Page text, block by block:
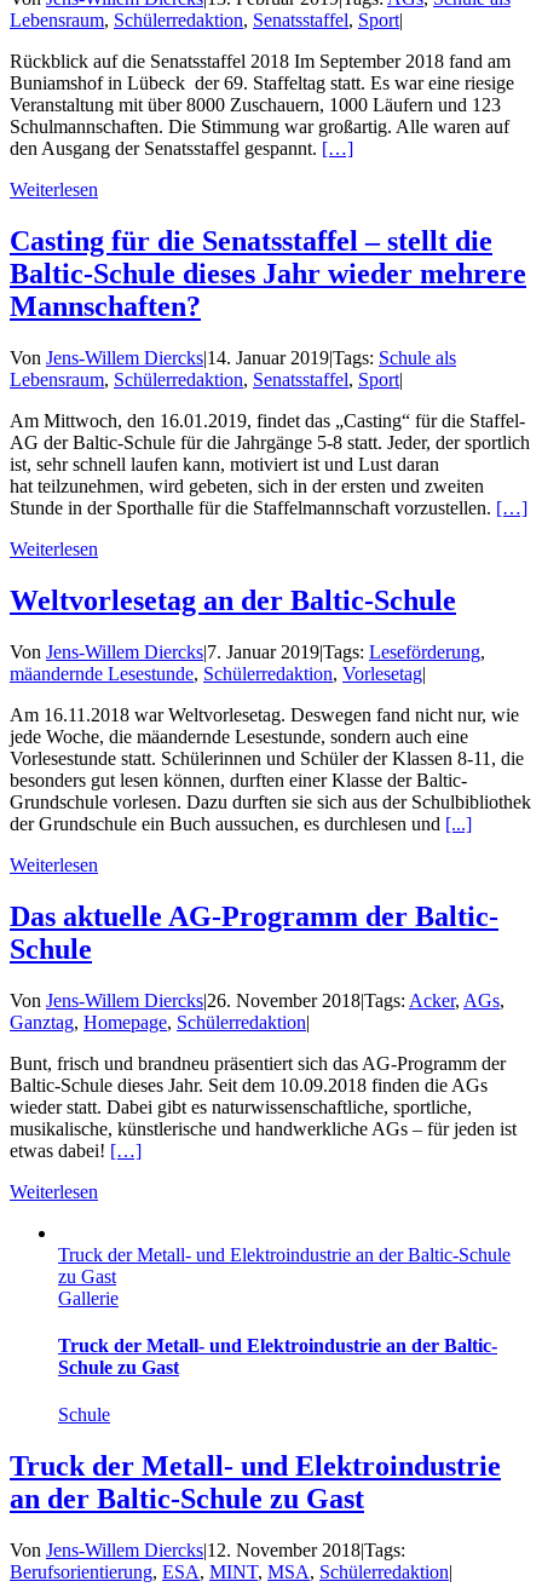
Lebensraum, Schülerredaktion, Senatsstaffel, Sport|
Rückblick auf die Senatsstaffel 2018 Im September 2018 fand am
Buniamshof in Lübeck der 69. Staffeltag statt. Es war eine riesige
Veranstaltung mit über 8000 Zuschauern, 1000 Läufern und 123
Schulmannschaften. Die Stimmung war großartig. Alle waren auf
den Ausgang der Senatsstaffel gespannt. […]
Weiterlesen
Casting für die Senatsstaffel – stellt die
Baltic-Schule dieses Jahr wieder mehrere
Mannschaften?
Von Jens-Willem Diercks|14. Januar 2019|Tags: Schule als
Lebensraum, Schülerredaktion, Senatsstaffel, Sport|
Am Mittwoch, den 16.01.2019, findet das „Casting“ für die Staffel-
AG der Baltic-Schule für die Jahrgänge 5-8 statt. Jeder, der sportlich
ist, sehr schnell laufen kann, motiviert ist und Lust daran
hat teilzunehmen, wird gebeten, sich in der ersten und zweiten
Stunde in der Sporthalle für die Staffelmannschaft vorzustellen. […]
Weiterlesen
Weltvorlesetag an der Baltic-Schule
Von Jens-Willem Diercks|7. Januar 2019|Tags: Leseförderung,
mäandernde Lesestunde, Schülerredaktion, Vorlesetag|
Am 16.11.2018 war Weltvorlesetag. Deswegen fand nicht nur, wie
jede Woche, die mäandernde Lesestunde, sondern auch eine
Vorlesestunde statt. Schülerinnen und Schüler der Klassen 8-11, die
besonders gut lesen können, durften einer Klasse der Baltic-
Grundschule vorlesen. Dazu durften sie sich aus der Schulbibliothek
der Grundschule ein Buch aussuchen, es durchlesen und [...]
Weiterlesen
Das aktuelle AG-Programm der Baltic-
Schule
Von Jens-Willem Diercks|26. November 2018|Tags: Acker, AGs,
Ganztag, Homepage, Schülerredaktion|
Bunt, frisch und brandneu präsentiert sich das AG-Programm der
Baltic-Schule dieses Jahr. Seit dem 10.09.2018 finden die AGs
wieder statt. Dabei gibt es naturwissenschaftliche, sportliche,
musikalische, künstlerische und handwerkliche AGs – für jeden ist
etwas dabei! […]
Weiterlesen
Truck der Metall- und Elektroindustrie an der Baltic-Schule
zu Gast
Gallerie
Truck der Metall- und Elektroindustrie an der Baltic-
Schule zu Gast
Schule
Truck der Metall- und Elektroindustrie
an der Baltic-Schule zu Gast
Von Jens-Willem Diercks|12. November 2018|Tags:
Berufsorientierung, ESA, MINT, MSA, Schülerredaktion|